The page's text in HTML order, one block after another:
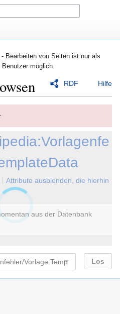
Bearbeiten von Seiten ist nur als
Benutzer möglich.
RDF Hilfe
Attribute ausblenden, die hierhin
aus der Datenbank